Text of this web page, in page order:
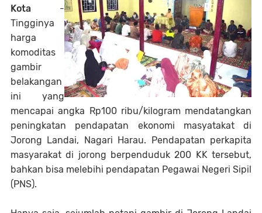
Kota -
Tingginya
harga
komoditas
gambir
belakangan
ini yang
mencapai angka Rp100 ribu/kilogram mendatangkan
peningkatan pendapatan ekonomi masyatakat di
Jorong Landai, Nagari Harau. Pendapatan perkapita
masyarakat di jorong berpenduduk 200 KK tersebut,
bahkan bisa melebihi pendapatan Pegawai Negeri Sipil
(PNS).